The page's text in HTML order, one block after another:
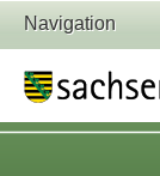
Navigation